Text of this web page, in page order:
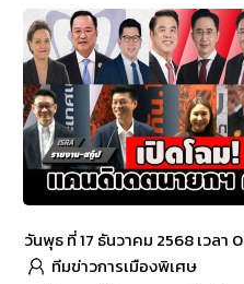
วันพุธ ที่ 17 ธันวาคม 2568 เวลา
ทีมข่าวการเมืองพิเศษ